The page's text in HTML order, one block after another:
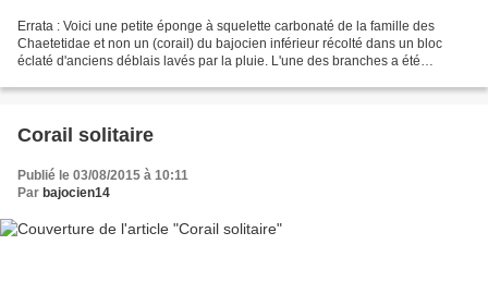
Errata : Voici une petite éponge à squelette carbonaté de la famille des
Chaetetidae et non un (corail) du bajocien inférieur récolté dans un bloc
éclaté d'anciens déblais lavés par la pluie. L'une des branches a été
Corail solitaire
Publié le 03/08/2015 à 10:11
Par bajocien14